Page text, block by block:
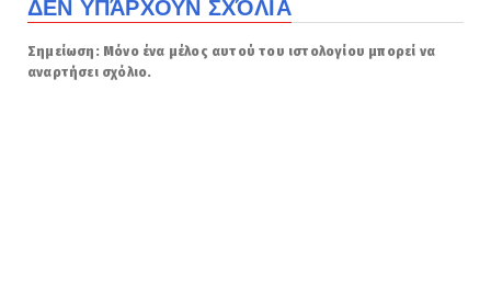
ΔΕΝ ΥΠΆΡΧΟΥΝ ΣΧΌΛΙΑ
Σημείωση: Μόνο ένα μέλος αυτού του ιστολογίου μπορεί να
αναρτήσει σχόλιο.